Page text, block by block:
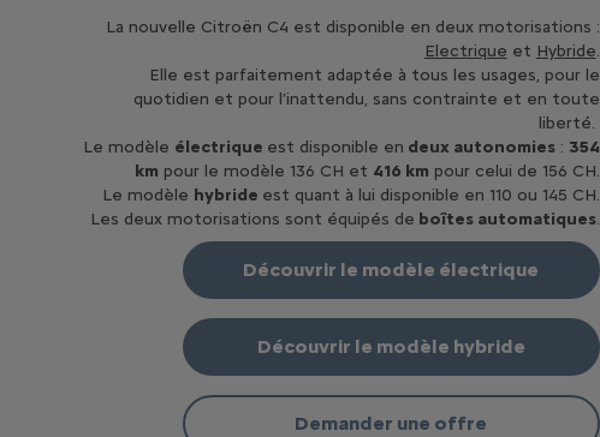
La nouvelle Citroën C4 est disponible en deux motorisations :
Electrique et Hybride.
Elle est parfaitement adaptée à tous les usages, pour le
quotidien et pour l’inattendu, sans contrainte et en toute
liberté.
Le modèle électrique est disponible en deux autonomies: 354
km pour le modèle 136 CH et 416 km pour celui de 156 CH.
Le modèle hybride est quant à lui disponible en 110 ou 145 CH.
Les deux motorisations sont équipés de boîtes automatiques.
Découvrir le modèle électrique
Découvrir le modèle hybride
Demander une offre